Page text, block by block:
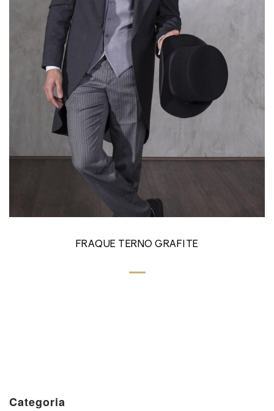
FRAQUE TERNO GRAFITE
Categoria